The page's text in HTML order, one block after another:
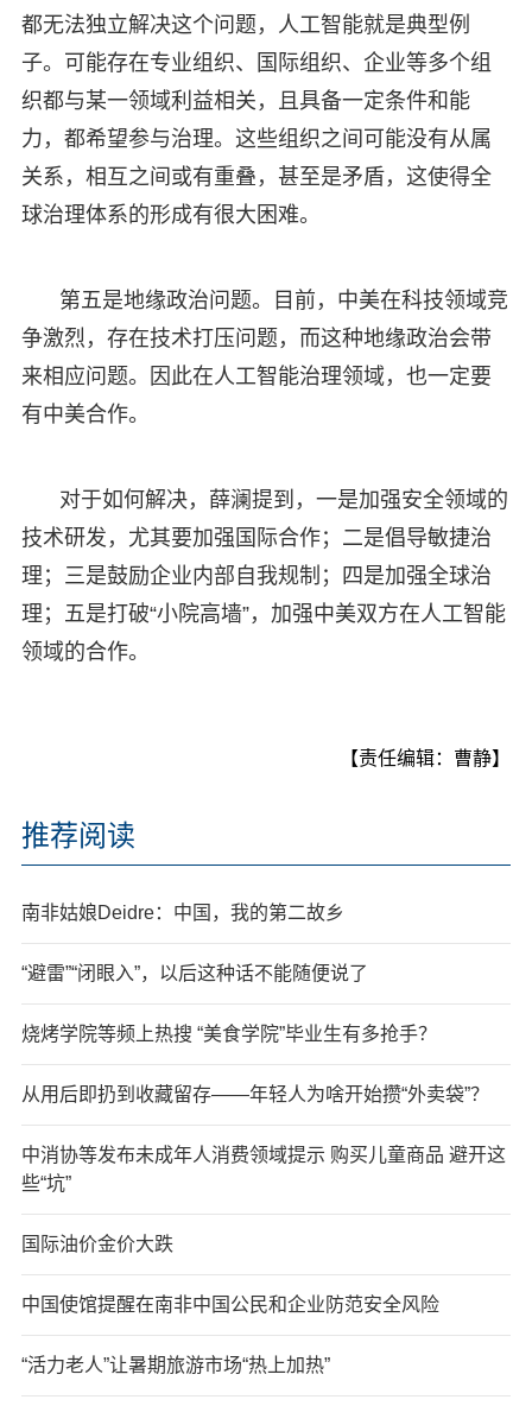
都无法独立解决这个问题，人工智能就是典型例
子。可能存在专业组织、国际组织、企业等多个组
织都与某一领域利益相关，且具备一定条件和能
力，都希望参与治理。这些组织之间可能没有从属
关系，相互之间或有重叠，甚至是矛盾，这使得全
球治理体系的形成有很大困难。
第五是地缘政治问题。目前，中美在科技领域竞
争激烈，存在技术打压问题，而这种地缘政治会带
来相应问题。因此在人工智能治理领域，也一定要
有中美合作。
对于如何解决，薛澜提到，一是加强安全领域的
技术研发，尤其要加强国际合作；二是倡导敏捷治
理；三是鼓励企业内部自我规制；四是加强全球治
理；五是打破“小院高墙”，加强中美双方在人工智能
领域的合作。
【责任编辑：曹静】
推荐阅读
南非姑娘Deidre：中国，我的第二故乡
“避雷”“闭眼入”，以后这种话不能随便说了
烧烤学院等频上热搜 “美食学院”毕业生有多抢手？
从用后即扔到收藏留存——年轻人为啥开始攒“外卖袋”？
中消协等发布未成年人消费领域提示 购买儿童商品 避开这
些“坑”
国际油价金价大跌
中国使馆提醒在南非中国公民和企业防范安全风险
“活力老人”让暑期旅游市场“热上加热”